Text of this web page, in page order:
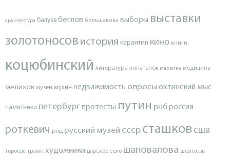
архитектура балуев беглов большакова выборы выставки
золотоносов история карантин кино книги
коцюбинский литература лопатенок маркина медицина
мелихов музеи мухин недвижимость опросы охтинский мыс
памятники петербургпротесты путин рнброссия
роткевич рпц русский музей ссср сташков сша
тороева трамп художники царское село шаповалова шолохов